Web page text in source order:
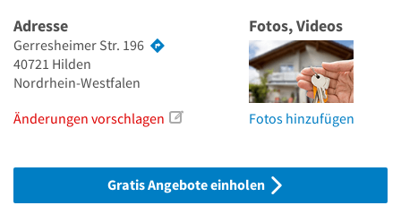
Adresse
Gerresheimer Str. 196
40721 Hilden
Nordrhein-Westfalen
Änderungen vorschlagen
Fotos, Videos
Fotos hinzufügen
Gratis Angebote einholen